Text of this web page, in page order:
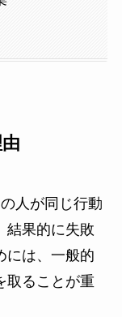
人が同じ行動
結果的に失敗
には、一般的
取ることが重